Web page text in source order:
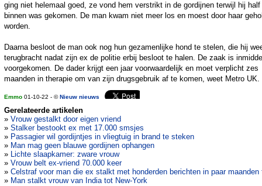
ging niet helemaal goed, ze vond hem verstrikt in de gordijnen terwijl hij half
binnen was gekomen. De man kwam niet meer los en moest door haar
worden.
Daarna besloot de man ook nog hun gezamenlijke hond te stelen, die hij
terugbracht nadat zijn ex de politie erbij besloot te halen. De zaak is
voorgekomen. De dader krijgt een jaar voorwaardelijk en moet verplicht zes
maanden in therapie om van zijn drugsgebruik af te komen, weet Metro UK.
Emmo 01-10-22 - ©Nieuw nieuws
Gerelateerde artikelen
» Vrouw gestalkt door eigen vriend
» Stalker bestookt ex met 17.000 smsjes
» Passagier wil gordijntjes in vliegtuig in brand te steken
» Man mag geen blauwe gordijnen ophangen
» Lichte slaapkamer: zware vrouw
» Vrouw belt ex-vriend 70.000 keer
» Celstraf voor man die ex stalkt met honderden berichten in paar maanden
» Man stalkt vrouw van India tot New-York